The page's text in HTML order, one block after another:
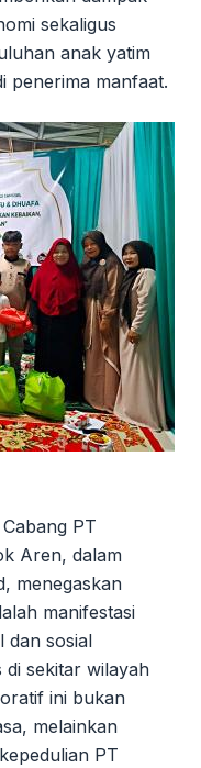
sekaligus
anak yatim
penerima manfaat.
PT
Aren, dalam
menegaskan
manifestasi
dan sosial
sekitar wilayah
ini bukan
melainkan
PT